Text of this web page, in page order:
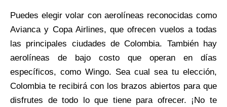
Puedes elegir volar con aerolíneas reconocidas como
Avianca y Copa Airlines, que ofrecen vuelos a todas
las principales ciudades de Colombia. También hay
aerolíneas de bajo costo que operan en días
específicos, como Wingo. Sea cual sea tu elección,
Colombia te recibirá con los brazos abiertos para que
disfrutes de todo lo que tiene para ofrecer. ¡No te